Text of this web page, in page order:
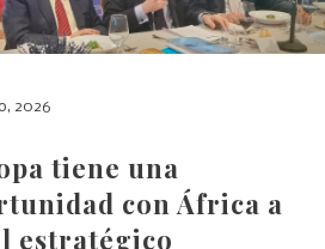
2026
tiene una
con África a
estratégico